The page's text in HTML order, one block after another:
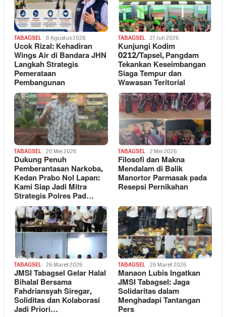
TABAGSEL 6 Agustus 2026
Ucok Rizal: Kehadiran
Wings Air di Bandara JHN
Langkah Strategis
Pemerataan
Pembangunan
TABAGSEL 27 Juli 2026
Kunjungi Kodim
0212/Tapsel, Pangdam
Tekankan Keseimbangan
Siaga Tempur dan
Wawasan Teritorial
TABAGSEL 20 Mei 2026
Dukung Penuh
Pemberantasan Narkoba,
Kedan Prabo Nol Lapan:
Kami Siap Jadi Mitra
Strategis Polres Pad…
TABAGSEL 2 Mei 2026
Filosofi dan Makna
Mendalam di Balik
Manortor Parmasak pada
Resepsi Pernikahan
TABAGSEL 26 Maret 2026
JMSI Tabagsel Gelar Halal
Bihalal Bersama
Fahdriansyah Siregar,
Soliditas dan Kolaborasi
Jadi Priori…
TABAGSEL 26 Maret 2026
Manaon Lubis Ingatkan
JMSI Tabagsel: Jaga
Solidaritas dalam
Menghadapi Tantangan
Pers